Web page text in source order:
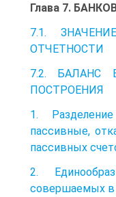
Глава 7.
7.1.
ОТЧЕТНОСТИ
7.2.
ПОСТРОЕНИЯ
1.
пассивные,
пассивных
2.
совершаемых в